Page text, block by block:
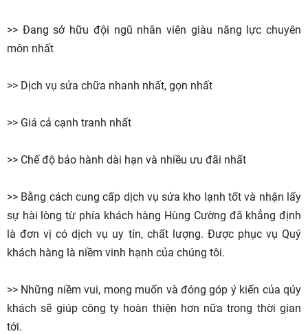
>> Đang sở hữu đội ngũ nhân viên giàu năng lực chuyên
môn nhất
>> Dịch vụ sửa chữa nhanh nhất, gọn nhất
>> Giá cả cạnh tranh nhất
>> Chế độ bảo hành dài hạn và nhiều ưu đãi nhất
>> Bằng cách cung cấp dịch vụ sửa kho lạnh tốt và nhận lấy
sự hài lòng từ phía khách hàng Hùng Cường đã khẳng định
là đơn vị có dịch vụ uy tín, chất lượng. Được phục vụ Quý
khách hàng là niềm vinh hạnh của chúng tôi.
>> Những niềm vui, mong muốn và đóng góp ý kiến của qúy
khách sẽ giúp công ty hoàn thiện hơn nữa trong thời gian
tới.